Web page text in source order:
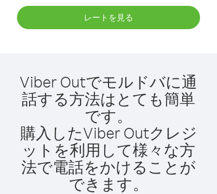
レートを見る
Viber Outでモルドバに通
話する方法はとても簡単
です。
購入したViber Outクレジ
ットを利用して様々な方
法で電話をかけることが
できます。